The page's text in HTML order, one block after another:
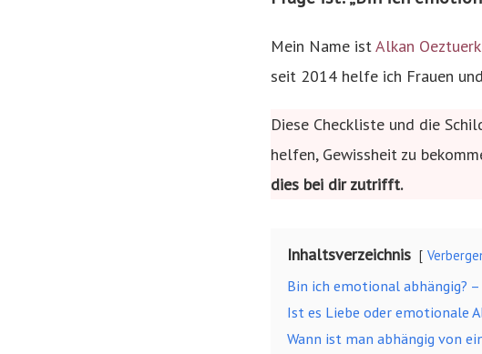
Mein Name istAlkan Oeztuerk
seit 2014 helfe ich Frauen
Diese Checkliste und die
helfen, Gewissheit zu
dies bei dir zutrifft.
Inhaltsverzeichnis
Bin ich emotional abhängig?
Ist es Liebe oder emotionale
Wann ist man abhängig von